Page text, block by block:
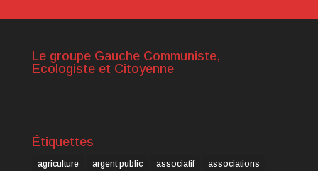
Le groupe Gauche Communiste,
Ecologiste et Citoyenne
Étiquettes
agriculture argent public associatif
associations